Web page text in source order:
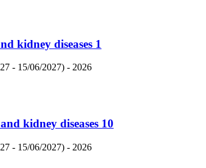
kidney diseases 1
- 15/06/2027) - 2026
kidney diseases 10
- 15/06/2027) - 2026